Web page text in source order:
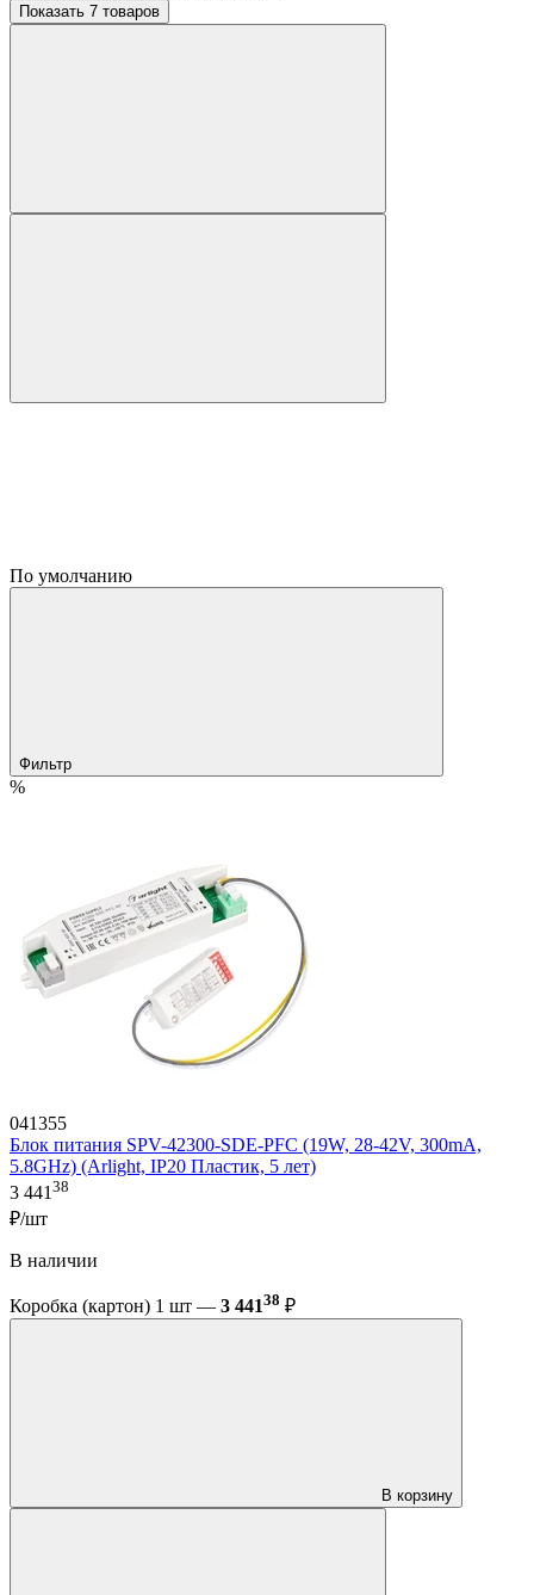
Показать 7 товаров
По умолчанию
Фильтр
%
041355
Блок питания SPV-42300-SDE-PFC (19W, 28-42V, 300mA,
5.8GHz) (Arlight, IP20 Пластик, 5 лет)
3 44138
₽/шт
В наличии
Коробка (картон) 1 шт — 3 44138 ₽
В корзину